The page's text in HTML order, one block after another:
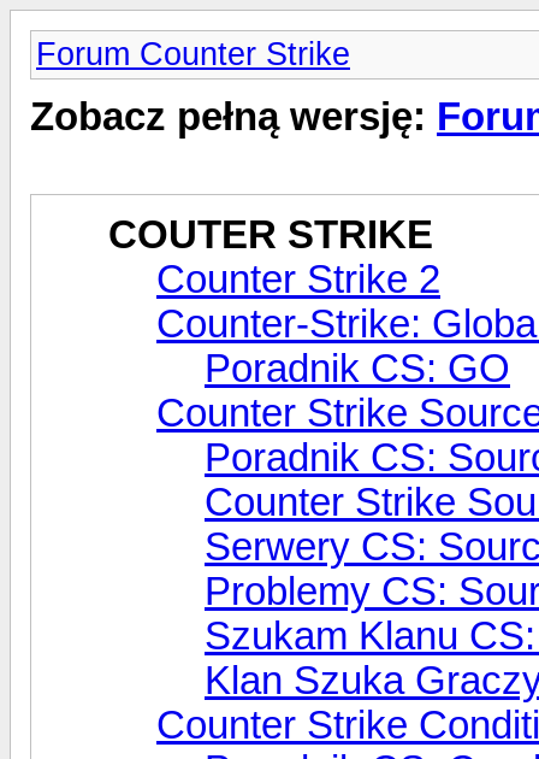
Forum Counter Strike
Zobacz pełną wersję:
COUTER STRIKE
Counter Strike 2
Counter-Strike:
Poradnik CS: GO
Counter Strike
Poradnik CS:
Counter Strike
Serwery CS:
Problemy CS:
Szukam Klanu
Klan Szuka
Counter Strike